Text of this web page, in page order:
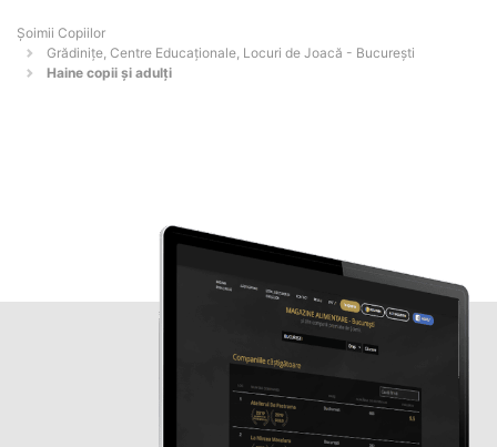
Șoimii Copiilor
Grădinițe, Centre Educaționale, Locuri de Joacă - Bucureşti
Haine copii și adulți